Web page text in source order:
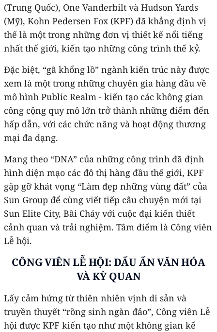
(Trung Quốc), One Vanderbilt và Hudson Yards
(Mỹ), Kohn Pedersen Fox (KPF) đã khẳng định vị
thế là một trong những đơn vị thiết kế nổi tiếng
nhất thế giới, kiến tạo những công trình thế kỷ.
Đặc biệt, “gã khổng lồ” ngành kiến trúc này được
xem là một trong những chuyên gia hàng đầu về
mô hình Public Realm - kiến tạo các không gian
công cộng quy mô lớn trở thành những điểm đến
hấp dẫn, với các chức năng và hoạt động thương
mại đa dạng.
Mang theo “DNA” của những công trình đã định
hình diện mạo các đô thị hàng đầu thế giới, KPF
gặp gỡ khát vọng “Làm đẹp những vùng đất” của
Sun Group để cùng viết tiếp câu chuyện mới tại
Sun Elite City, Bãi Cháy với cuộc đại kiến thiết
cảnh quan và trải nghiệm. Tâm điểm là Công viên
Lễ hội.
CÔNG VIÊN LỄ HỘI: DẤU ẤN VĂN HÓA
VÀ KỲ QUAN
Lấy cảm hứng từ thiên nhiên vịnh di sản và
truyền thuyết “rồng sinh ngàn đảo”, Công viên Lễ
hội được KPF kiến tạo như một không gian kể